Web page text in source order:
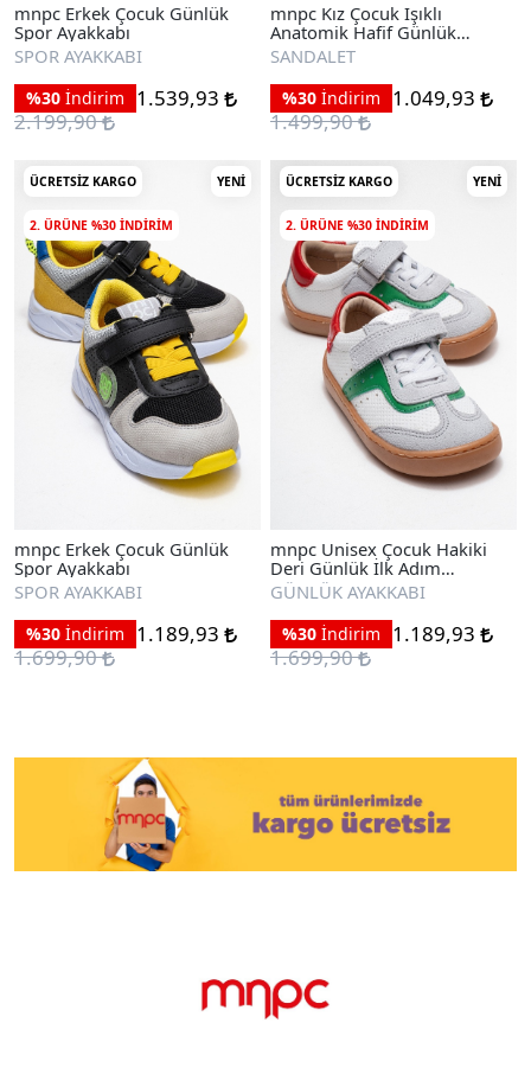
mnpc Erkek Çocuk Günlük
Spor Ayakkabı
SPOR AYAKKABI
%30 İndirim
1.539,93
2.199,90
mnpc Kız Çocuk Işıklı
Anatomik Hafif Günlük
Sandalet
SANDALET
%30 İndirim
1.049,93
1.499,90
ÜCRETSIZ KARGO YENI
2. ÜRÜNE %30 INDIRIM
mnpc Erkek Çocuk Günlük
Spor Ayakkabı
SPOR AYAKKABI
%30 İndirim
1.189,93
1.699,90
ÜCRETSIZ KARGO YENI
2. ÜRÜNE %30 INDIRIM
mnpc Unisex Çocuk Hakiki
Deri Günlük İlk Adım
Ayakkabı
GÜNLÜK AYAKKABI
%30 İndirim
1.189,93
1.699,90